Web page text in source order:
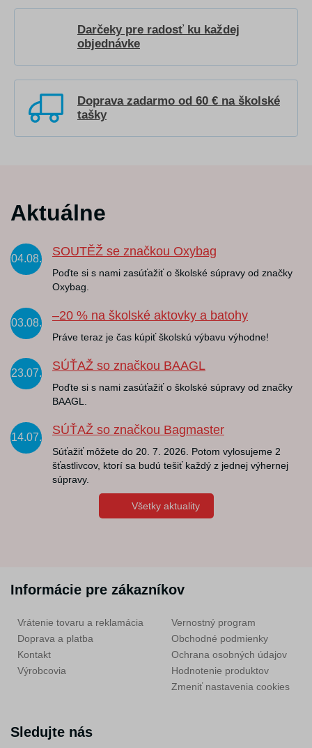
Darčeky pre radosť ku každej
objednávke
Doprava zadarmo od 60 € na školské
tašky
Aktuálne
04.08.
SOUTĚŽ se značkou Oxybag
Poďte si s nami zasúťažiť o školské súpravy od značky
Oxybag.
03.08.
–20 % na školské aktovky a batohy
Práve teraz je čas kúpiť školskú výbavu výhodne!
23.07.
SÚŤAŽ so značkou BAAGL
Poďte si s nami zasúťažiť o školské súpravy od značky
BAAGL.
14.07.
SÚŤAŽ so značkou Bagmaster
Súťažiť môžete do 20. 7. 2026. Potom vylosujeme 2
šťastlivcov, ktorí sa budú tešiť každý z jednej výhernej
súpravy.
Všetky aktuality
Informácie pre zákazníkov
Vrátenie tovaru a reklamácia
Doprava a platba
Kontakt
Výrobcovia
Vernostný program
Obchodné podmienky
Ochrana osobných údajov
Hodnotenie produktov
Zmeniť nastavenia cookies
Sledujte nás